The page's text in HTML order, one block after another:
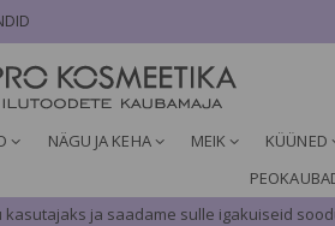
NÄGU JA KEHA MEIK KÜÜNED
kasutajaks ja saadame sulle igakuiseid